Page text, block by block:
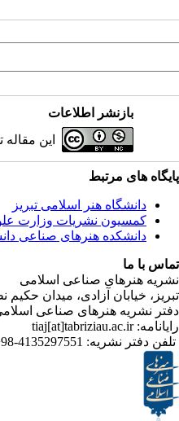
بازنشر اطلاعات
این
پایگاه های مرتبط
دانشگاه هنر اسلامی تبریز
کمسیون نشریات وزارت
دانشکده هنرهای صناعی
تماس با ما
نشریه هنرهای صناعی اسلامی
تبریز، خیابان آزادی، میدان
دفتر نشریه هنرهای صناعی اسلامی، صندوق پستی:
رایانامه: tiaj[at]tabriziau.ac.ir
تلفن دفتر نشریه: 4135297551-98+